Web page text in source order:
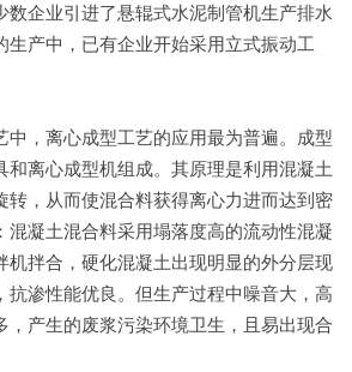
数企业引进了悬辊式水泥制管机生产排水
生产中，已有企业开始采用立式振动工
中，离心成型工艺的应用最为普遍。成型
和离心成型机组成。其原理是利用混凝土
转，从而使混合料获得离心力进而达到密
混凝土混合料采用塌落度高的流动性混凝
机拌合，硬化混凝土出现明显的外分层现
抗渗性能优良。但生产过程中噪音大，高
，产生的废浆污染环境卫生，且易出现合